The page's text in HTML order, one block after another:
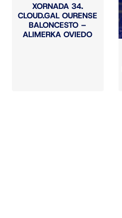
XORNADA 34.
CLOUD.GAL OURENSE
BALONCESTO –
ALIMERKA OVIEDO